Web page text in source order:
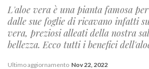
L'aloe vera è una pianta famosa
dalle sue foglie di ricavano infatti
vera, preziosi alleati della nostra
bellezza. Ecco tutti i benefici
Ultimo aggiornamento Nov 22, 2022